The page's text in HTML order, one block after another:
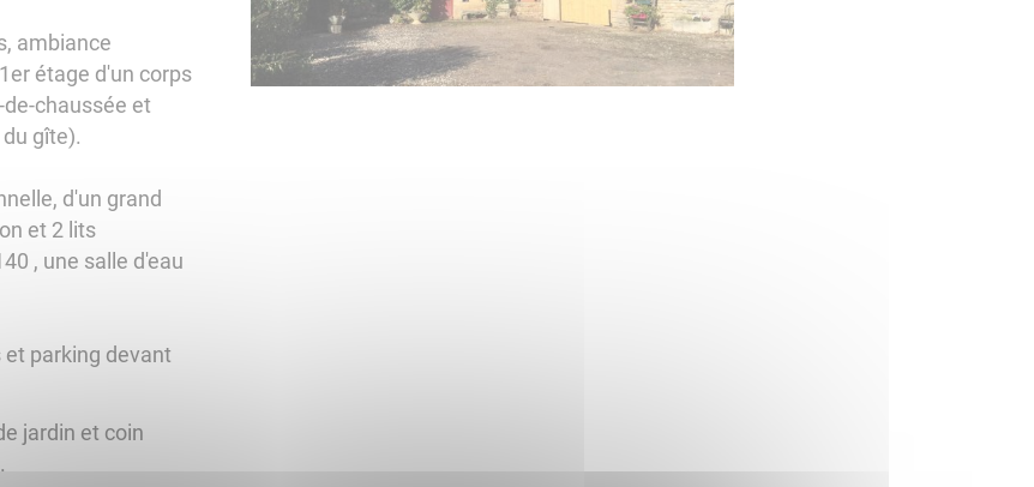
ambiance
étage d'un corps
chaussée et
gîte).
d'un grand
et 2 lits
, une salle d'eau
parking devant
jardin et coin